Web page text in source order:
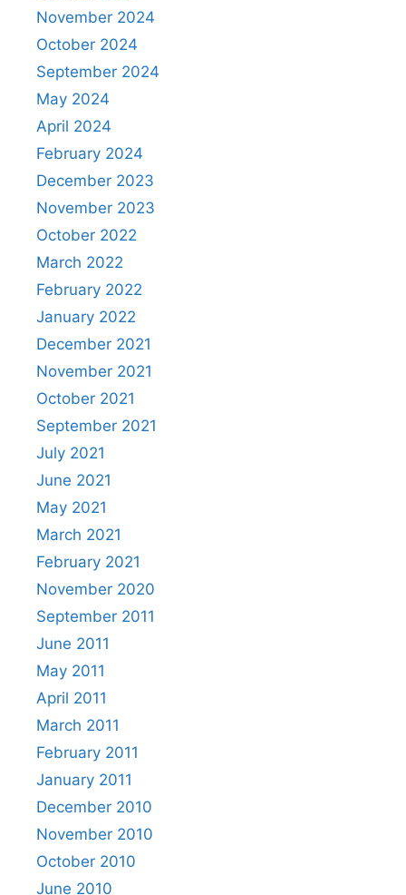
November 2024
October 2024
September 2024
May 2024
April 2024
February 2024
December 2023
November 2023
October 2022
March 2022
February 2022
January 2022
December 2021
November 2021
October 2021
September 2021
July 2021
June 2021
May 2021
March 2021
February 2021
November 2020
September 2011
June 2011
May 2011
April 2011
March 2011
February 2011
January 2011
December 2010
November 2010
October 2010
June 2010